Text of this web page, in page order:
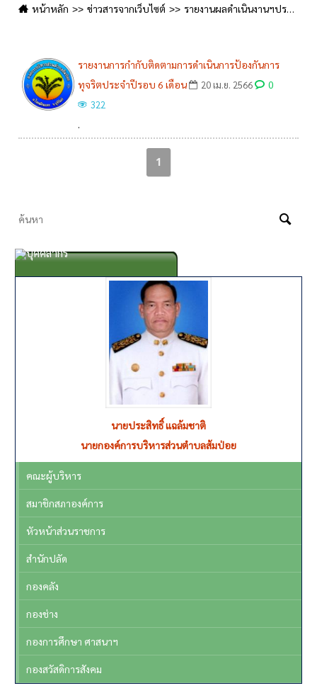
หน้าหลัก ข่าวสารจากเว็บไซต์ รายงานผลดำเนินงานฯประจำปีรอบ 6 เดือน
รายงานการกำกับติดตามการดำเนินการป้องกันการ
ทุจริตประจำปีรอบ 6 เดือน
20 เม.ย. 2566 0
322
1
บุคคลากร
นายประสิทธิ์ แฉล้มชาติ
นายกองค์การบริหารส่วนตำบลส้มป่อย
คณะผู้บริหาร
สมาชิกสภาองค์การ
หัวหน้าส่วนราชการ
สำนักปลัด
กองคลัง
กองช่าง
กองการศึกษา ศาสนาฯ
กองสวัสดิการสังคม